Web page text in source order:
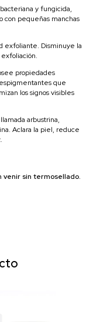
y fungicida,
con pequeñas manchas
exfoliante. Disminuye la
propiedades
que
los signos visibles
arbustrina,
Aclara la piel, reduce
sin termosellado.